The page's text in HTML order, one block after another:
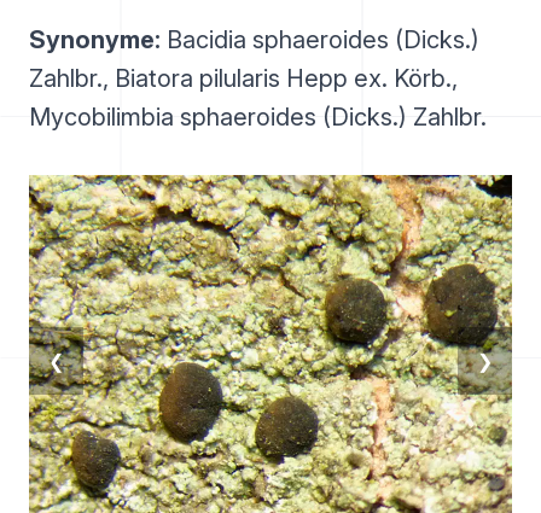
Synonyme: Bacidia sphaeroides (Dicks.)
Zahlbr., Biatora pilularis Hepp ex. Körb.,
Mycobilimbia sphaeroides (Dicks.) Zahlbr.
❮ ❯